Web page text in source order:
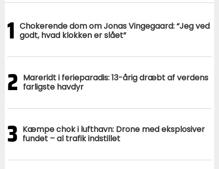
1 Chokerende dom om Jonas Vingegaard: “Jeg ved
godt, hvad klokken er slået”
2 Mareridt i ferieparadis: 13-årig dræbt af verdens
farligste havdyr
3 Kæmpe chok i lufthavn: Drone med eksplosiver
fundet – al trafik indstillet